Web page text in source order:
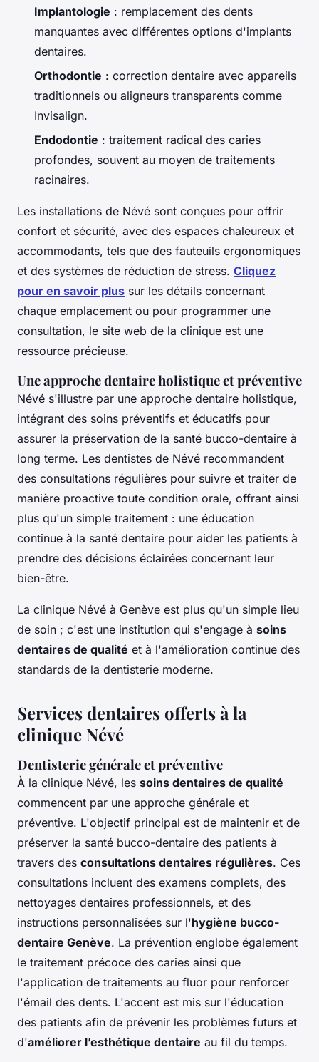
Implantologie : remplacement des dents
manquantes avec différentes options d'implants
dentaires.
Orthodontie : correction dentaire avec appareils
traditionnels ou aligneurs transparents comme
Invisalign.
Endodontie : traitement radical des caries
profondes, souvent au moyen de traitements
racinaires.
Les installations de Névé sont conçues pour offrir
confort et sécurité, avec des espaces chaleureux et
accommodants, tels que des fauteuils ergonomiques
et des systèmes de réduction de stress. Cliquez
pour en savoir plus sur les détails concernant
chaque emplacement ou pour programmer une
consultation, le site web de la clinique est une
ressource précieuse.
Une approche dentaire holistique et préventive
Névé s'illustre par une approche dentaire holistique,
intégrant des soins préventifs et éducatifs pour
assurer la préservation de la santé bucco-dentaire à
long terme. Les dentistes de Névé recommandent
des consultations régulières pour suivre et traiter de
manière proactive toute condition orale, offrant ainsi
plus qu'un simple traitement : une éducation
continue à la santé dentaire pour aider les patients à
prendre des décisions éclairées concernant leur
bien-être.
La clinique Névé à Genève est plus qu'un simple lieu
de soin ; c'est une institution qui s'engage à soins
dentaires de qualité et à l'amélioration continue des
standards de la dentisterie moderne.
Services dentaires offerts à la
clinique Névé
Dentisterie générale et préventive
À la clinique Névé, les soins dentaires de qualité
commencent par une approche générale et
préventive. L'objectif principal est de maintenir et de
préserver la santé bucco-dentaire des patients à
travers des consultations dentaires régulières. Ces
consultations incluent des examens complets, des
nettoyages dentaires professionnels, et des
instructions personnalisées sur l'hygiène bucco-
dentaire Genève. La prévention englobe également
le traitement précoce des caries ainsi que
l'application de traitements au fluor pour renforcer
l'émail des dents. L'accent est mis sur l'éducation
des patients afin de prévenir les problèmes futurs et
d'améliorer l’esthétique dentaire au fil du temps.